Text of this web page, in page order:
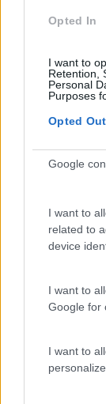
Opted In
I want to
Retention,
Personal
Purposes
Opted Out
Google
I want to
related to
device
I want to
Google for
I want to
Categorias
Artigo De
Comunicação
Cultura
Entrevista